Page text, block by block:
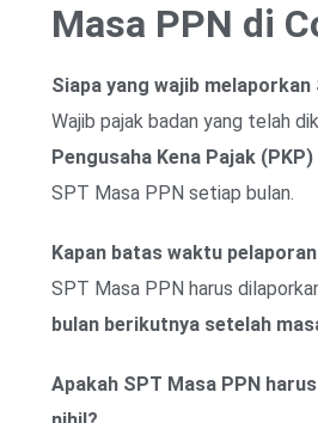
Masa PPN di
Siapa yang wajib melaporkan
Wajib pajak badan yang telah
Pengusaha Kena Pajak (PKP)
SPT Masa PPN setiap bulan.
Kapan batas waktu
SPT Masa PPN harus
bulan berikutnya setelah
Apakah SPT Masa PPN